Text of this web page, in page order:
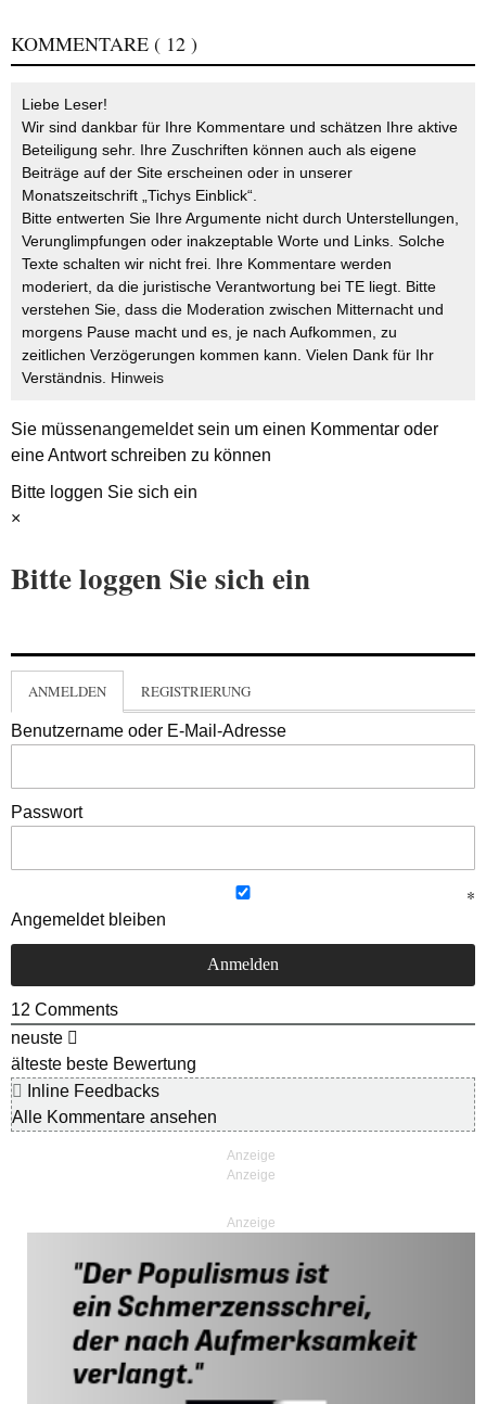
KOMMENTARE ( 12 )
Liebe Leser!
Wir sind dankbar für Ihre Kommentare und schätzen Ihre aktive
Beteiligung sehr. Ihre Zuschriften können auch als eigene
Beiträge auf der Site erscheinen oder in unserer
Monatszeitschrift „Tichys Einblick“.
Bitte entwerten Sie Ihre Argumente nicht durch Unterstellungen,
Verunglimpfungen oder inakzeptable Worte und Links. Solche
Texte schalten wir nicht frei. Ihre Kommentare werden
moderiert, da die juristische Verantwortung bei TE liegt. Bitte
verstehen Sie, dass die Moderation zwischen Mitternacht und
morgens Pause macht und es, je nach Aufkommen, zu
zeitlichen Verzögerungen kommen kann. Vielen Dank für Ihr
Verständnis. Hinweis
Sie müssenangemeldetsein um einen Kommentar oder
eine Antwort schreiben zu können
Bitte loggen Sie sich ein
×
Bitte loggen Sie sich ein
ANMELDEN REGISTRIERUNG
Benutzername oder E-Mail-Adresse
Passwort
Angemeldet bleiben
12 Comments
neuste
älteste beste Bewertung
Inline Feedbacks
Alle Kommentare ansehen
Anzeige